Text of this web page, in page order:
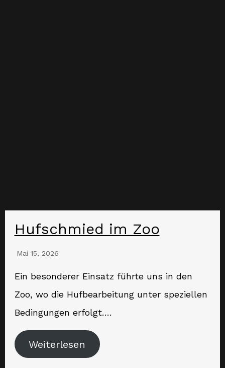
Hufschmied im Zoo
Mai 15, 2026
Ein besonderer Einsatz führte uns in den
Zoo, wo die Hufbearbeitung unter speziellen
Bedingungen erfolgt….
Weiterlesen